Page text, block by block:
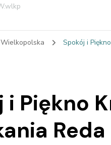
Wielkopolska Spokój i
i Piękno
Reda